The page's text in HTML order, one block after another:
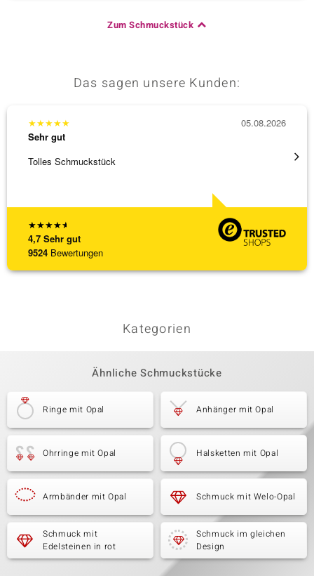
Zum Schmuckstück
Das sagen unsere Kunden:
★★★★★
4,7 Sehr gut
9524 Bewertungen
★★★★★
Sehr gut
Tolles Schmuckstück
05.08.2026
Ich
Kategorien
Ähnliche Schmuckstücke
Ringe mit Opal Anhänger mit Opal
Ohrringe mit Opal Halsketten mit Opal
Armbänder mit Opal Schmuck mit Welo-Opal
Schmuck mit
Edelsteinen in rot
Schmuck im gleichen
Design